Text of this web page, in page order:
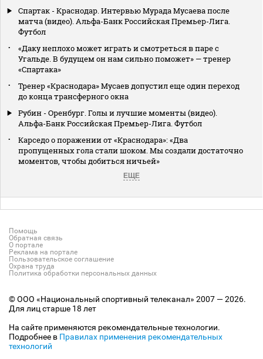
Спартак - Краснодар. Интервью Мурада Мусаева после
матча (видео). Альфа-Банк Российская Премьер-Лига.
Футбол
«Даку неплохо может играть и смотреться в паре с
Угальде. В будущем он нам сильно поможет» — тренер
«Спартака»
Тренер «Краснодара» Мусаев допустил еще один переход
до конца трансферного окна
Рубин - Оренбург. Голы и лучшие моменты (видео).
Альфа-Банк Российская Премьер-Лига. Футбол
Карседо о поражении от «Краснодара»: «Два
пропущенных гола стали шоком. Мы создали достаточно
моментов, чтобы добиться ничьей»
ЕЩЕ
Помощь
Обратная связь
О портале
Реклама на портале
Пользовательское соглашение
Охрана труда
Политика обработки персональных данных
© ООО «Национальный спортивный телеканал» 2007 — 2026.
Для лиц старше 18 лет
На сайте применяются рекомендательные технологии.
Подробнее в Правилах применения рекомендательных
технологий